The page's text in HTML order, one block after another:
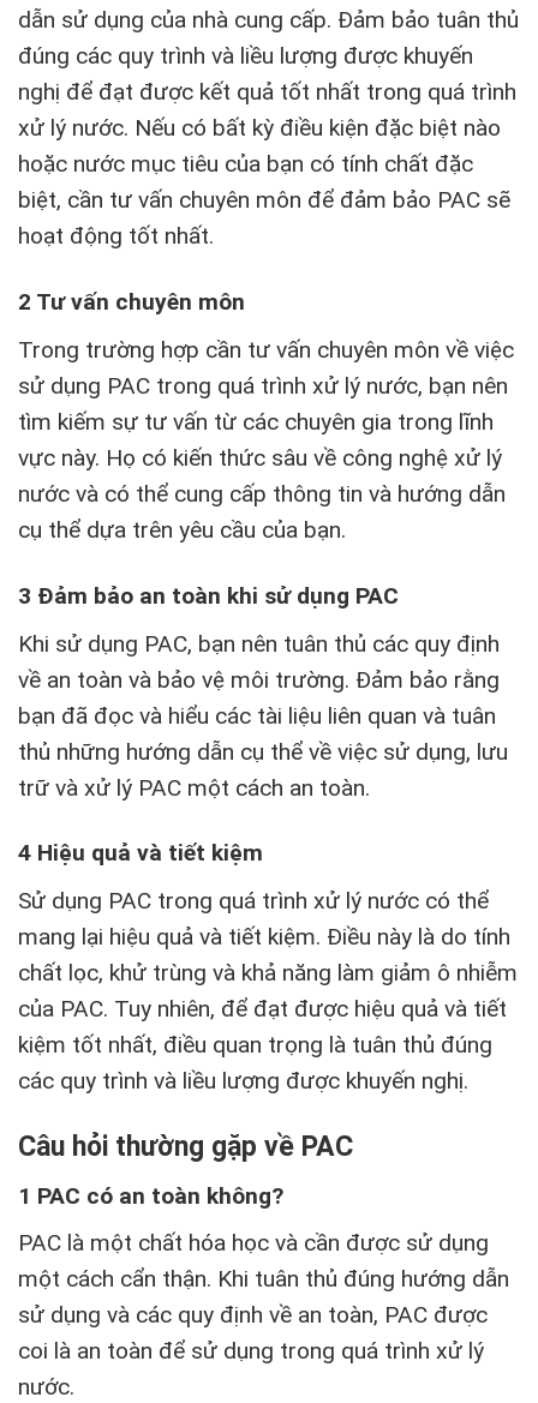
dẫn sử dụng của nhà cung cấp. Đảm bảo tuân thủ
đúng các quy trình và liều lượng được khuyến
nghị để đạt được kết quả tốt nhất trong quá trình
xử lý nước. Nếu có bất kỳ điều kiện đặc biệt nào
hoặc nước mục tiêu của bạn có tính chất đặc
biệt, cần tư vấn chuyên môn để đảm bảo PAC sẽ
hoạt động tốt nhất.
2 Tư vấn chuyên môn
Trong trường hợp cần tư vấn chuyên môn về việc
sử dụng PAC trong quá trình xử lý nước, bạn nên
tìm kiếm sự tư vấn từ các chuyên gia trong lĩnh
vực này. Họ có kiến thức sâu về công nghệ xử lý
nước và có thể cung cấp thông tin và hướng dẫn
cụ thể dựa trên yêu cầu của bạn.
3 Đảm bảo an toàn khi sử dụng PAC
Khi sử dụng PAC, bạn nên tuân thủ các quy định
về an toàn và bảo vệ môi trường. Đảm bảo rằng
bạn đã đọc và hiểu các tài liệu liên quan và tuân
thủ những hướng dẫn cụ thể về việc sử dụng, lưu
trữ và xử lý PAC một cách an toàn.
4 Hiệu quả và tiết kiệm
Sử dụng PAC trong quá trình xử lý nước có thể
mang lại hiệu quả và tiết kiệm. Điều này là do tính
chất lọc, khử trùng và khả năng làm giảm ô nhiễm
của PAC. Tuy nhiên, để đạt được hiệu quả và tiết
kiệm tốt nhất, điều quan trọng là tuân thủ đúng
các quy trình và liều lượng được khuyến nghị.
Câu hỏi thường gặp về PAC
1 PAC có an toàn không?
PAC là một chất hóa học và cần được sử dụng
một cách cẩn thận. Khi tuân thủ đúng hướng dẫn
sử dụng và các quy định về an toàn, PAC được
coi là an toàn để sử dụng trong quá trình xử lý
nước.